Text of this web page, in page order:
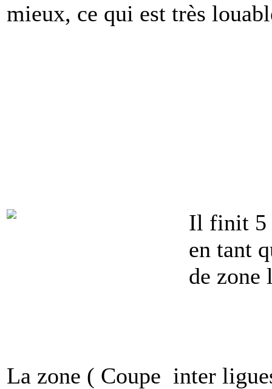
mieux, ce qui est très
Il finit 5
en tant
de
La zone ( Coupe inter